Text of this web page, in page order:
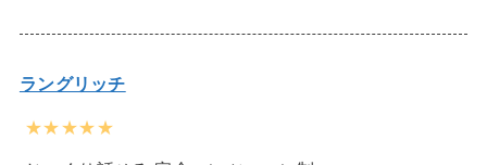
ラングリッチ
★★★★★